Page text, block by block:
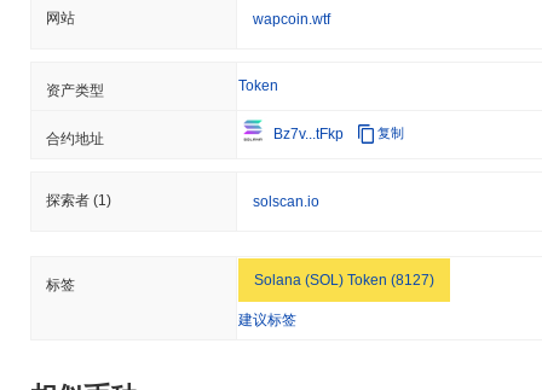
网站 wapcoin.wtf
资产类型 Token
合约地址 Bz7v...tFkp 复制
探索者 (1) solscan.io
标签 Solana (SOL) Token (8127)
建议标签